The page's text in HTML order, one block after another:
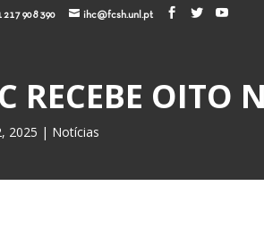
217 908 390 ihc@fcsh.unl.pt
RECEBE OITO
2025 | Notícias